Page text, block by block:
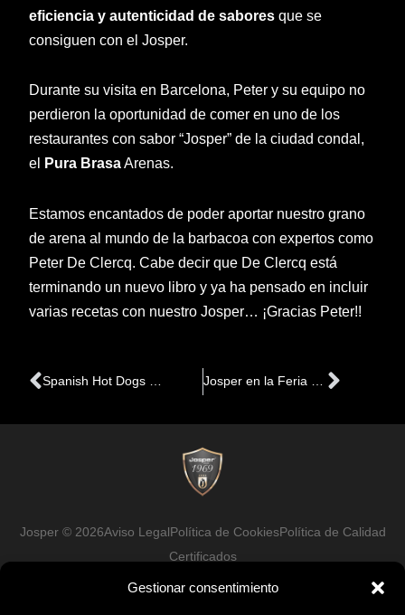
Gestionar consentimiento
eficiencia y autenticidad de sabores que se
consiguen con el Josper.
Durante su visita en Barcelona, Peter y su equipo no
perdieron la oportunidad de comer en uno de los
restaurantes con sabor “Josper” de la ciudad condal,
el
Pura BrasaArenas.
Estamos encantados de poder aportar nuestro grano
de arena al mundo de la barbacoa con expertos como
Peter De Clercq. Cabe decir que De Clercq está
terminando un nuevo libro y ya ha pensado en incluir
varias recetas con nuestro Josper… ¡Gracias Peter!!
Ant Spanish Hot Dogs by Albert Adrià, elaborados en el Josper Josper en la Feria SETT 2013 en Montpellier
Josper © 2026Aviso LegalPolítica de CookiesPolítica de Calidad
Certificados